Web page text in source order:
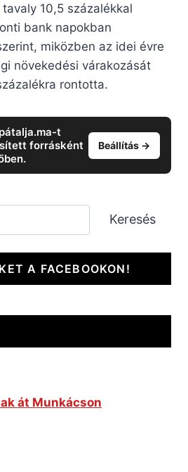
10,5 százalékkal
bank napokban
miközben az idei évre
növekedési várakozását
rontotta.
t
forrásként
Beállítás →
Keresés
A FACEBOOKON!
át Munkácson